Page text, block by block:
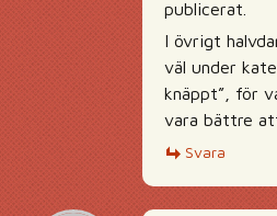
publicerat.
I övrigt
väl under
knäppt”, för
vara bättre
Svara